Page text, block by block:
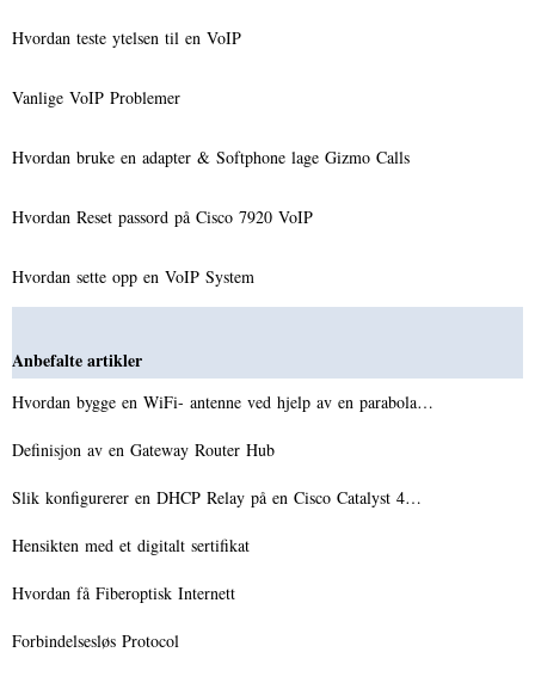
Hvordan teste ytelsen til en VoIP
Vanlige VoIP Problemer
Hvordan bruke en adapter & Softphone lage Gizmo Calls
Hvordan Reset passord på Cisco 7920 VoIP
Hvordan sette opp en VoIP System
Anbefalte artikler
Hvordan bygge en WiFi- antenne ved hjelp av en parabola…
Definisjon av en Gateway Router Hub
Slik konfigurerer en DHCP Relay på en Cisco Catalyst 4…
Hensikten med et digitalt sertifikat
Hvordan få Fiberoptisk Internett
Forbindelsesløs Protocol